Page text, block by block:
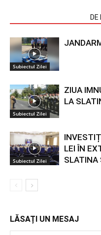
DE
Subiectul Zilei
Subiectul Zilei
ZIUA
LA
Subiectul Zilei
LEI ÎN
SLATINA
LĂSAȚI UN MESAJ